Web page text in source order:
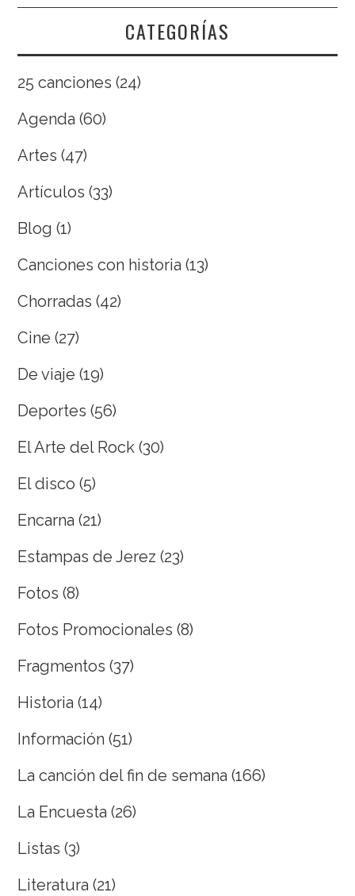
CATEGORÍAS
25 canciones (24)
Agenda (60)
Artes (47)
Artículos (33)
Blog (1)
Canciones con historia (13)
Chorradas (42)
Cine (27)
De viaje (19)
Deportes (56)
El Arte del Rock (30)
El disco (5)
Encarna (21)
Estampas de Jerez (23)
Fotos (8)
Fotos Promocionales (8)
Fragmentos (37)
Historia (14)
Información (51)
La canción del fin de semana (166)
La Encuesta (26)
Listas (3)
Literatura (21)